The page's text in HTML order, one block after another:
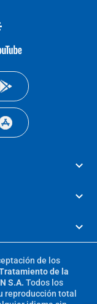
google
youtube-
de los
de la
S.A. Todos los
reproducción total